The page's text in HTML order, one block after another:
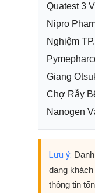
Quatest 3
Nipro
Nghiệm
Giang
Chợ Rẫy
Nanogen
Lưu ý:
dạng
thông tin